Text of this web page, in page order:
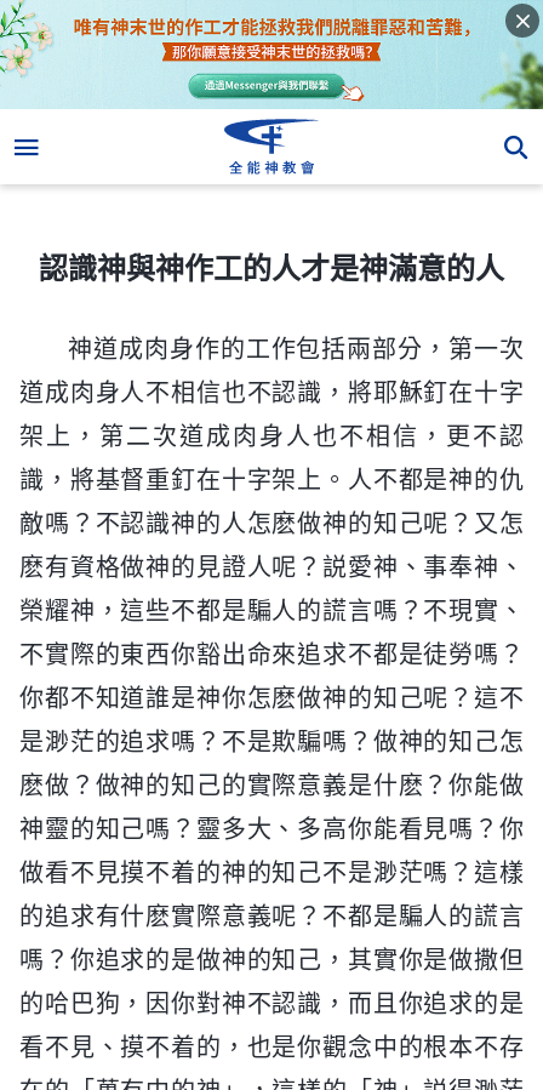
認識神與神作工的人才是神滿意的人
認識神與神作工的人才是神滿意的人
神道成肉身作的工作包括兩部分，第一次
道成肉身人不相信也不認識，將耶穌釘在十字
架上，第二次道成肉身人也不相信，更不認
識，將基督重釘在十字架上。人不都是神的仇
敵嗎？不認識神的人怎麽做神的知己呢？又怎
麽有資格做神的見證人呢？説愛神、事奉神、
榮耀神，這些不都是騙人的謊言嗎？不現實、
不實際的東西你豁出命來追求不都是徒勞嗎？
你都不知道誰是神你怎麽做神的知己呢？這不
是渺茫的追求嗎？不是欺騙嗎？做神的知己怎
麽做？做神的知己的實際意義是什麽？你能做
神靈的知己嗎？靈多大、多高你能看見嗎？你
做看不見摸不着的神的知己不是渺茫嗎？這樣
的追求有什麽實際意義呢？不都是騙人的謊言
嗎？你追求的是做神的知己，其實你是做撒但
的哈巴狗，因你對神不認識，而且你追求的是
看不見、摸不着的，也是你觀念中的根本不存